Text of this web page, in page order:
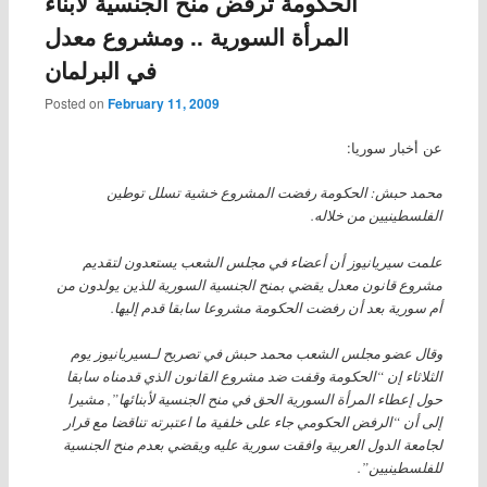
المرأة السورية .. ومشروع معدل
في البرلمان
Posted on February 11, 2009
عن أخبار سوريا:
محمد حبش: الحكومة رفضت المشروع خشية تسلل توطين
الفلسطينيين من خلاله.
علمت سيريانيوز أن أعضاء في مجلس الشعب يستعدون لتقديم
مشروع قانون معدل يقضي بمنح الجنسية السورية للذين يولدون من
أم سورية بعد أن رفضت الحكومة مشروعا سابقا قدم إليها.
وقال عضو مجلس الشعب محمد حبش في تصريح لـسيريانيوز يوم
الثلاثاء إن “الحكومة وقفت ضد مشروع القانون الذي قدمناه سابقا
حول إعطاء المرأة السورية الحق في منح الجنسية لأبنائها”, مشيرا
إلى أن “الرفض الحكومي جاء على خلفية ما اعتبرته تناقضا مع قرار
لجامعة الدول العربية وافقت سورية عليه ويقضي بعدم منح الجنسية
للفلسطينيين”.